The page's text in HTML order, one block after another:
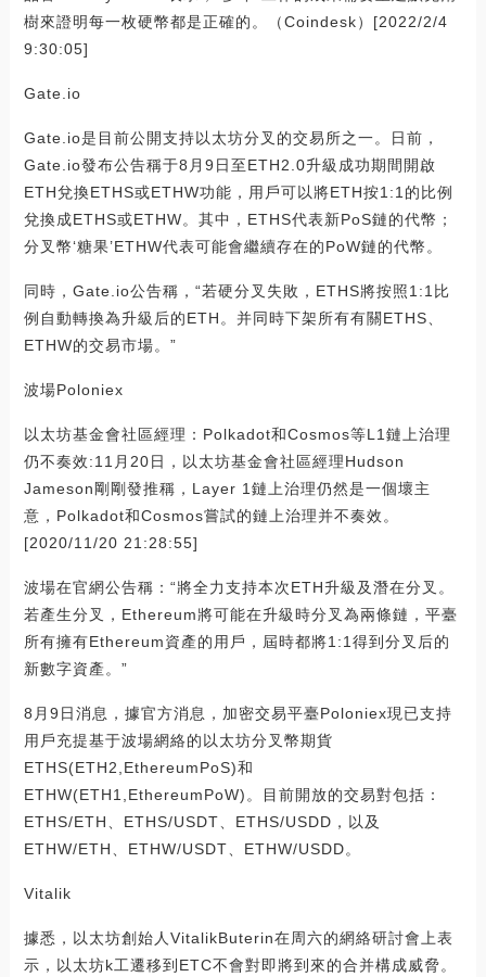
樹來證明每一枚硬幣都是正確的。（Coindesk）[2022/2/4
9:30:05]
Gate.io
Gate.io是目前公開支持以太坊分叉的交易所之一。日前，
Gate.io發布公告稱于8月9日至ETH2.0升級成功期間開啟
ETH兌換ETHS或ETHW功能，用戶可以將ETH按1:1的比例
兌換成ETHS或ETHW。其中，ETHS代表新PoS鏈的代幣；
分叉幣‘糖果’ETHW代表可能會繼續存在的PoW鏈的代幣。
同時，Gate.io公告稱，“若硬分叉失敗，ETHS將按照1:1比
例自動轉換為升級后的ETH。并同時下架所有有關ETHS、
ETHW的交易市場。”
波場Poloniex
以太坊基金會社區經理：Polkadot和Cosmos等L1鏈上治理
仍不奏效:11月20日，以太坊基金會社區經理Hudson
Jameson剛剛發推稱，Layer 1鏈上治理仍然是一個壞主
意，Polkadot和Cosmos嘗試的鏈上治理并不奏效。
[2020/11/20 21:28:55]
波場在官網公告稱：“將全力支持本次ETH升級及潛在分叉。
若產生分叉，Ethereum將可能在升級時分叉為兩條鏈，平臺
所有擁有Ethereum資產的用戶，屆時都將1:1得到分叉后的
新數字資產。”
8月9日消息，據官方消息，加密交易平臺Poloniex現已支持
用戶充提基于波場網絡的以太坊分叉幣期貨
ETHS(ETH2,EthereumPoS)和
ETHW(ETH1,EthereumPoW)。目前開放的交易對包括：
ETHS/ETH、ETHS/USDT、ETHS/USDD，以及
ETHW/ETH、ETHW/USDT、ETHW/USDD。
Vitalik
據悉，以太坊創始人VitalikButerin在周六的網絡研討會上表
示，以太坊k工遷移到ETC不會對即將到來的合并構成威脅。